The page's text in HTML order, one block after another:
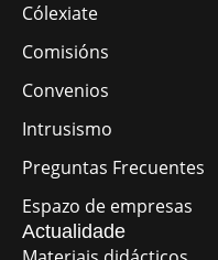
Cólexiate
Comisións
Convenios
Intrusismo
Preguntas Frecuentes
Espazo de empresas
Actualidade